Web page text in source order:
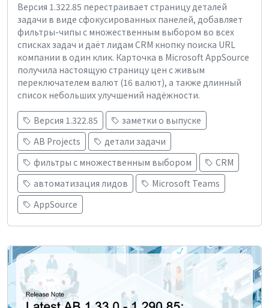
Версия 1.322.85 перестраивает страницу деталей
задачи в виде сфокусированных панелей, добавляет
фильтры-чипы с множественным выбором во всех
списках задач и даёт лидам CRM кнопку поиска URL
компании в один клик. Карточка в Microsoft AppSource
получила настоящую страницу цен с живым
переключателем валют (16 валют), а также длинный
список небольших улучшений надёжности.
Версия 1.322.85
заметки о выпуске
AB Projects
детали задачи
фильтры с множественным выбором
CRM
автоматизация лидов
Microsoft Teams
AppSource